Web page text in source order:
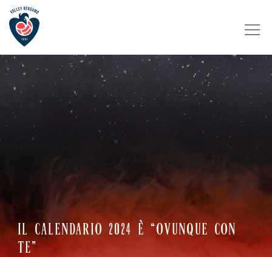
IL CALENDARIO 2024 È “OVUNQUE CON
TE”